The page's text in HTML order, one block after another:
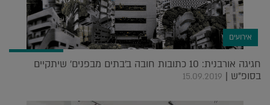
אירועים
חגיגה אורבנית: 10 כתובות חובה ב'בתים מבפנים' שיתקיים
בסופ"ש | 15.09.2019